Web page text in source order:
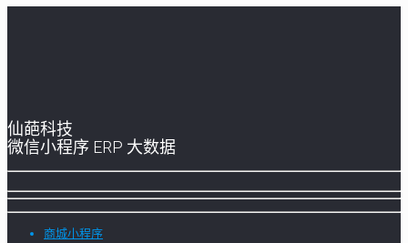
仙葩科技
微信小程序 ERP 大数据
商城小程序